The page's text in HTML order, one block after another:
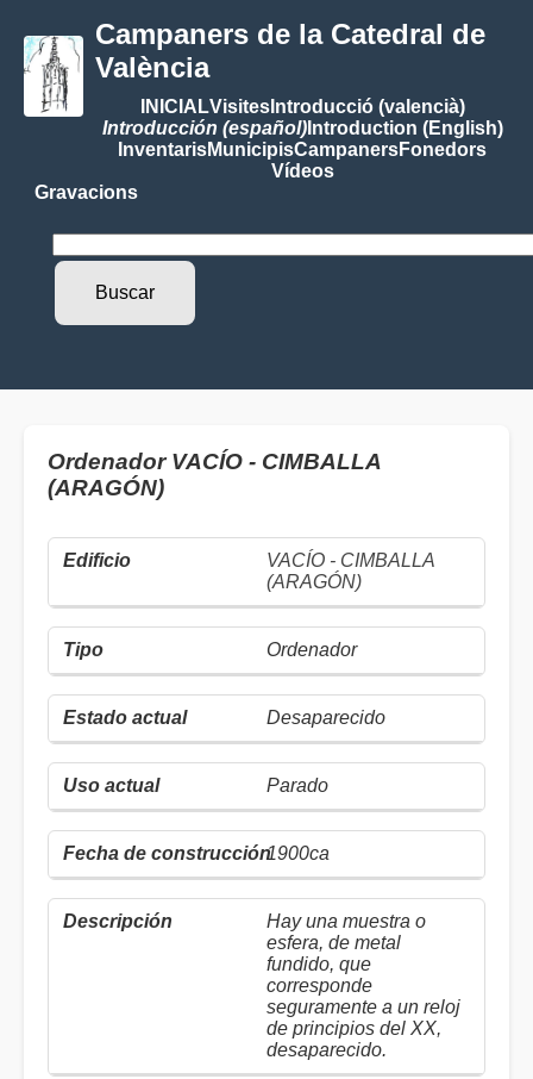
Campaners de la Catedral de
València
INICIALVisitesIntroducció (valencià)
Introducción (español)Introduction (English)
InventarisMunicipisCampanersFonedors
Vídeos
Gravacions
Ordenador VACÍO - CIMBALLA
(ARAGÓN)
VACÍO - CIMBALLA
(ARAGÓN)
Ordenador
Desaparecido
Parado
1900ca
Hay una muestra o
esfera, de metal
fundido, que
corresponde
seguramente a un reloj
de principios del XX,
desaparecido.